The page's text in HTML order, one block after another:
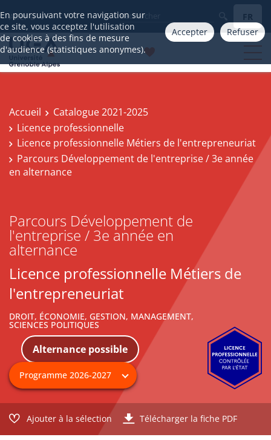
En poursuivant votre navigation sur
ce site, vous acceptez l'utilisation
de cookies à des fins de mesure
d'audience (statistiques anonymes).
Accepter Refuser
Aller à FR
Accueil
Catalogue 2021-2025
Licence professionnelle
Licence professionnelle Métiers de l'entrepreneuriat
Parcours Développement de l'entreprise / 3e année
en alternance
Parcours Développement de
l'entreprise / 3e année en
alternance
Licence professionnelle Métiers de
l'entrepreneuriat
DROIT, ÉCONOMIE, GESTION, MANAGEMENT,
SCIENCES POLITIQUES
Alternance possible
Ajouter à la sélection Télécharger la fiche PDF